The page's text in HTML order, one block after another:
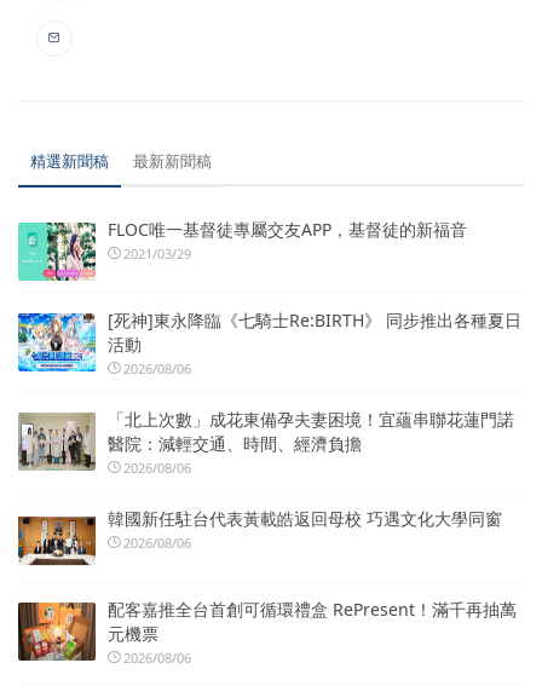
精選新聞稿 最新新聞稿
FLOC唯一基督徒專屬交友APP，基督徒的新福音
2021/03/29
[死神]東永降臨《七騎士Re:BIRTH》 同步推出各種夏日
活動
2026/08/06
「北上次數」成花東備孕夫妻困境！宜蘊串聯花蓮門諾
醫院：減輕交通、時間、經濟負擔
2026/08/06
韓國新任駐台代表黃載皓返回母校 巧遇文化大學同窗
2026/08/06
配客嘉推全台首創可循環禮盒 RePresent！滿千再抽萬
元機票
2026/08/06